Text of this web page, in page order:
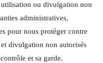
utilisation ou divulgation non
administratives,
pour nous protéger contre
divulgation non autorisés
et sa garde.